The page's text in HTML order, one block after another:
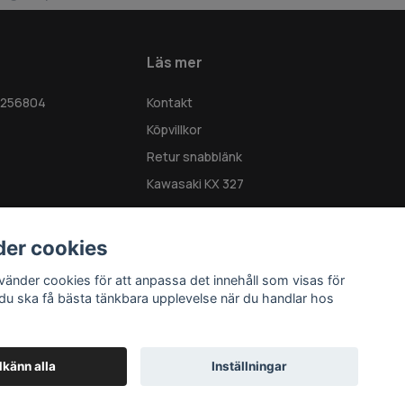
Läs mer
Kontakt
Köpvillkor
Retur snabblänk
Kawasaki KX 327
cookies
cookies för att anpassa det innehåll som visas för
ska få bästa tänkbara upplevelse när du handlar hos
alla Inställningar